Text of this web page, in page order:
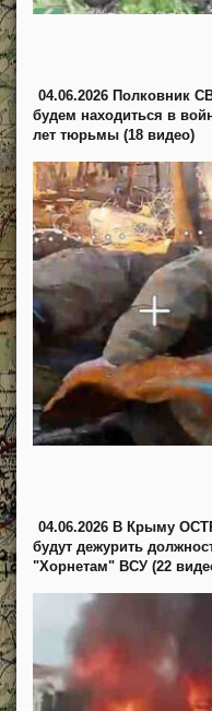
04.06.2026 Полковник
будем находиться в
лет тюрьмы (18 видео)
04.06.2026 В Крыму
будут дежурить
"Хорнетам" ВСУ (22